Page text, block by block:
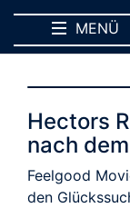
MENÜ
Hectors
nach
Feelgood
den